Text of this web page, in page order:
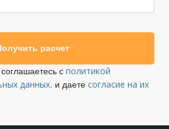
расчет
с политикой
данных. и даете согласие на их